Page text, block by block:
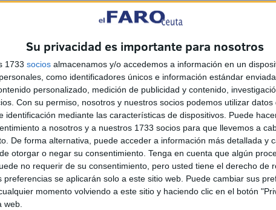
Su privacidad es importante para nosotros
1733 socios almacenamos y/o accedemos a información en un
como identificadores únicos e información estándar
personalizado, medición de publicidad y contenido,
Con su permiso, nosotros y nuestros socios podemos utilizar datos
identificación mediante las características de dispositivos. Puede
a nosotros y a nuestros 1733 socios para que llevemos a
De forma alternativa, puede acceder a información más detallada y
otorgar o negar su consentimiento. Tenga en cuenta que algún
no requerir de su consentimiento, pero usted tiene el derecho de
preferencias se aplicarán solo a este sitio web. Puede cambiar sus
momento volviendo a este sitio y haciendo clic en el botón
web.
tiempo de Noubi a Matos,otra plancha que pasó
y del VAR.
el Ceutaen el terreno de juegoy si bien hubiera
el resultado hubiera cambiado y el Ceuta podría haber